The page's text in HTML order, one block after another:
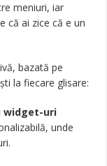
meniuri, iar
că ai zice că e un
bazată pe
la fiecare glisare:
widget-uri
unde